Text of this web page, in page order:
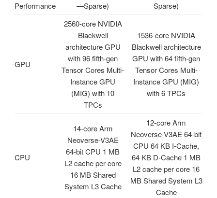
Performance
—Sparse)
Sparse)
GPU
2560-core NVIDIA
Blackwell
architecture GPU
with 96 fifth-gen
Tensor Cores Multi-
Instance GPU
(MIG) with 10
TPCs
1536-core NVIDIA
Blackwell architecture
GPU with 64 fifth-gen
Tensor Cores Multi-
Instance GPU (MIG)
with 6 TPCs
CPU
14-core Arm
Neoverse-V3AE
64-bit CPU 1 MB
L2 cache per core
16 MB Shared
System L3 Cache
12-core Arm
Neoverse-V3AE 64-bit
CPU 64 KB I-Cache,
64 KB D-Cache 1 MB
L2 cache per core 16
MB Shared System L3
Cache